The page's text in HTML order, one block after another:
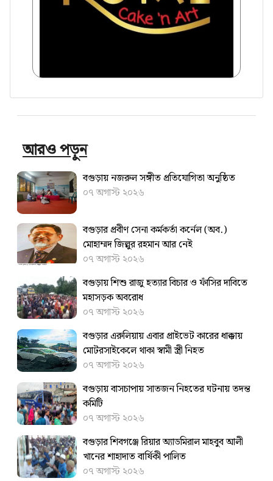
আরও পড়ুন
বগুড়ায় নজরুল সঙ্গীত প্রতিযোগিতা অনুষ্ঠিত
০৭ অগাস্ট ২০২৬
বগুড়ার প্রবীণ সেনা কর্মকর্তা কর্নেল (অব.)
মোহাম্মদ জিল্লুর রহমান আর নেই
০৭ অগাস্ট ২০২৬
বগুড়ায় শিশু রাজু হত্যার বিচার ও ফাঁসির দাবিতে
মহাসড়ক অবরোধ
০৭ অগাস্ট ২০২৬
বগুড়ার এরুলিয়ায় এবার প্রাইভেট কারের ধাক্কায়
মোটরসাইকেলে থাকা স্বামী স্ত্রী নিহত
০৭ অগাস্ট ২০২৬
বগুড়ায় বাসচাপায় সাতজন নিহতের ঘটনায় তদন্ত
কমিটি
০৭ অগাস্ট ২০২৬
বগুড়ার শিবগঞ্জে রিয়ার অ্যাডমিরাল মাহবুব আলী
খানের শাহাদাত বার্ষিকী পালিত
০৭ অগাস্ট ২০২৬